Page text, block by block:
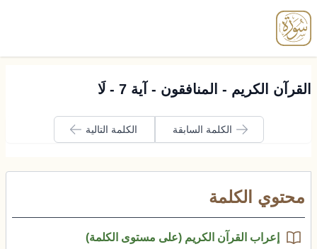
القرآن الكريم - المنافقون - آية 7 - لَا
الكلمة السابقة الكلمة التالية
محتوي الكلمة
إعراب القرآن الكريم (على مستوى الكلمة)